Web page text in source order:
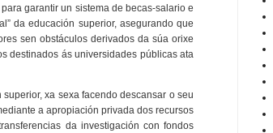
garantir un sistema de becas-salario e
da educación superior, asegurando que
sen obstáculos derivados da súa orixe
destinados ás universidades públicas ata
xa sexa facendo descansar o seu
a apropiación privada dos recursos
da investigación con fondos